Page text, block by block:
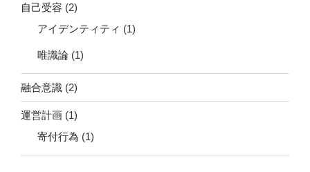
自己受容 (2)
アイデンティティ (1)
唯識論 (1)
融合意識 (2)
運営計画 (1)
寄付行為 (1)